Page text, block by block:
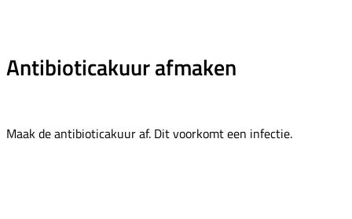
Antibioticakuur afmaken
Maak de antibioticakuur af. Dit voorkomt een infectie.